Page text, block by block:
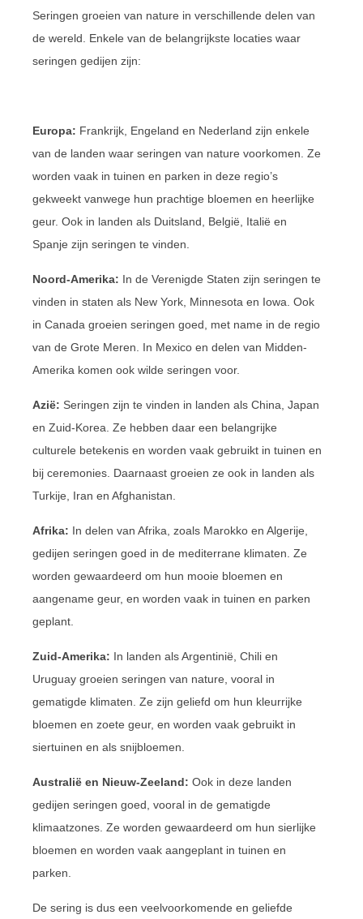
Seringen groeien van nature in verschillende delen van
de wereld. Enkele van de belangrijkste locaties waar
seringen gedijen zijn:
Europa: Frankrijk, Engeland en Nederland zijn enkele
van de landen waar seringen van nature voorkomen. Ze
worden vaak in tuinen en parken in deze regio’s
gekweekt vanwege hun prachtige bloemen en heerlijke
geur. Ook in landen als Duitsland, België, Italië en
Spanje zijn seringen te vinden.
Noord-Amerika: In de Verenigde Staten zijn seringen te
vinden in staten als New York, Minnesota en Iowa. Ook
in Canada groeien seringen goed, met name in de regio
van de Grote Meren. In Mexico en delen van Midden-
Amerika komen ook wilde seringen voor.
Azië: Seringen zijn te vinden in landen als China, Japan
en Zuid-Korea. Ze hebben daar een belangrijke
culturele betekenis en worden vaak gebruikt in tuinen en
bij ceremonies. Daarnaast groeien ze ook in landen als
Turkije, Iran en Afghanistan.
Afrika: In delen van Afrika, zoals Marokko en Algerije,
gedijen seringen goed in de mediterrane klimaten. Ze
worden gewaardeerd om hun mooie bloemen en
aangename geur, en worden vaak in tuinen en parken
geplant.
Zuid-Amerika: In landen als Argentinië, Chili en
Uruguay groeien seringen van nature, vooral in
gematigde klimaten. Ze zijn geliefd om hun kleurrijke
bloemen en zoete geur, en worden vaak gebruikt in
siertuinen en als snijbloemen.
Australië en Nieuw-Zeeland: Ook in deze landen
gedijen seringen goed, vooral in de gematigde
klimaatzones. Ze worden gewaardeerd om hun sierlijke
bloemen en worden vaak aangeplant in tuinen en
parken.
De sering is dus een veelvoorkomende en geliefde